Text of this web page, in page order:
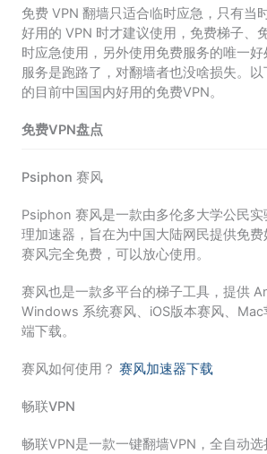
免费 VPN 翻墙只适合临时应急，只有当
好用的 VPN 时才建议使用，免费梯子、
时应急使用，另外使用免费服务的唯一
服务是跑路了，对翻墙者也没啥损失。
的目前中国国内好用的免费VPN。
免费VPN盘点
Psiphon 赛风
Psiphon 赛风是一款由多伦多大学公民
理加速器，旨在为中国大陆网民提供免费
赛风完全免费，可以放心使用。
赛风也是一款多平台的梯子工具，提供
Windows 系统赛风、iOS版本赛风、
端下载。
赛风如何使用？ 赛风加速器下载
畅联VPN
畅联VPN是一款一键翻墙VPN，全自动选